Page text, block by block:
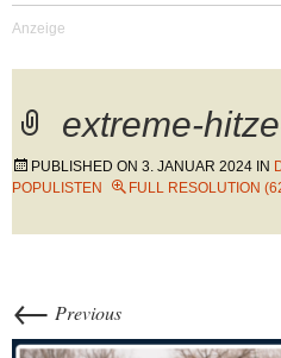
extreme-
PUBLISHED ON 3. JANUAR 2024 IN
POPULISTEN
FULL RESOLUTION
← Previous